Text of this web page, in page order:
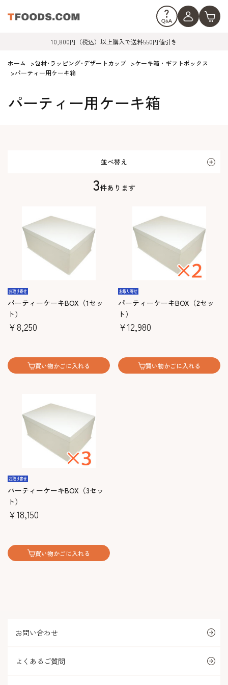
10,800円（税込）以上購入で送料550円値引き
ホーム >包材･ラッピング･デザートカップ >ケーキ箱・ギフトボックス
>パーティー用ケーキ箱
パーティー用ケーキ箱
並べ替え
3件あります
パーティーケーキBOX（1セッ
ト）
￥8,250
買い物かごに入れる
パーティーケーキBOX（2セッ
ト）
￥12,980
買い物かごに入れる
パーティーケーキBOX（3セッ
ト）
￥18,150
買い物かごに入れる
お問い合わせ
よくあるご質問